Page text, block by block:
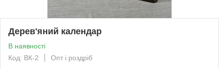
Дерев'яний календар
В наявності
Код: ВК-2
Опт і роздріб